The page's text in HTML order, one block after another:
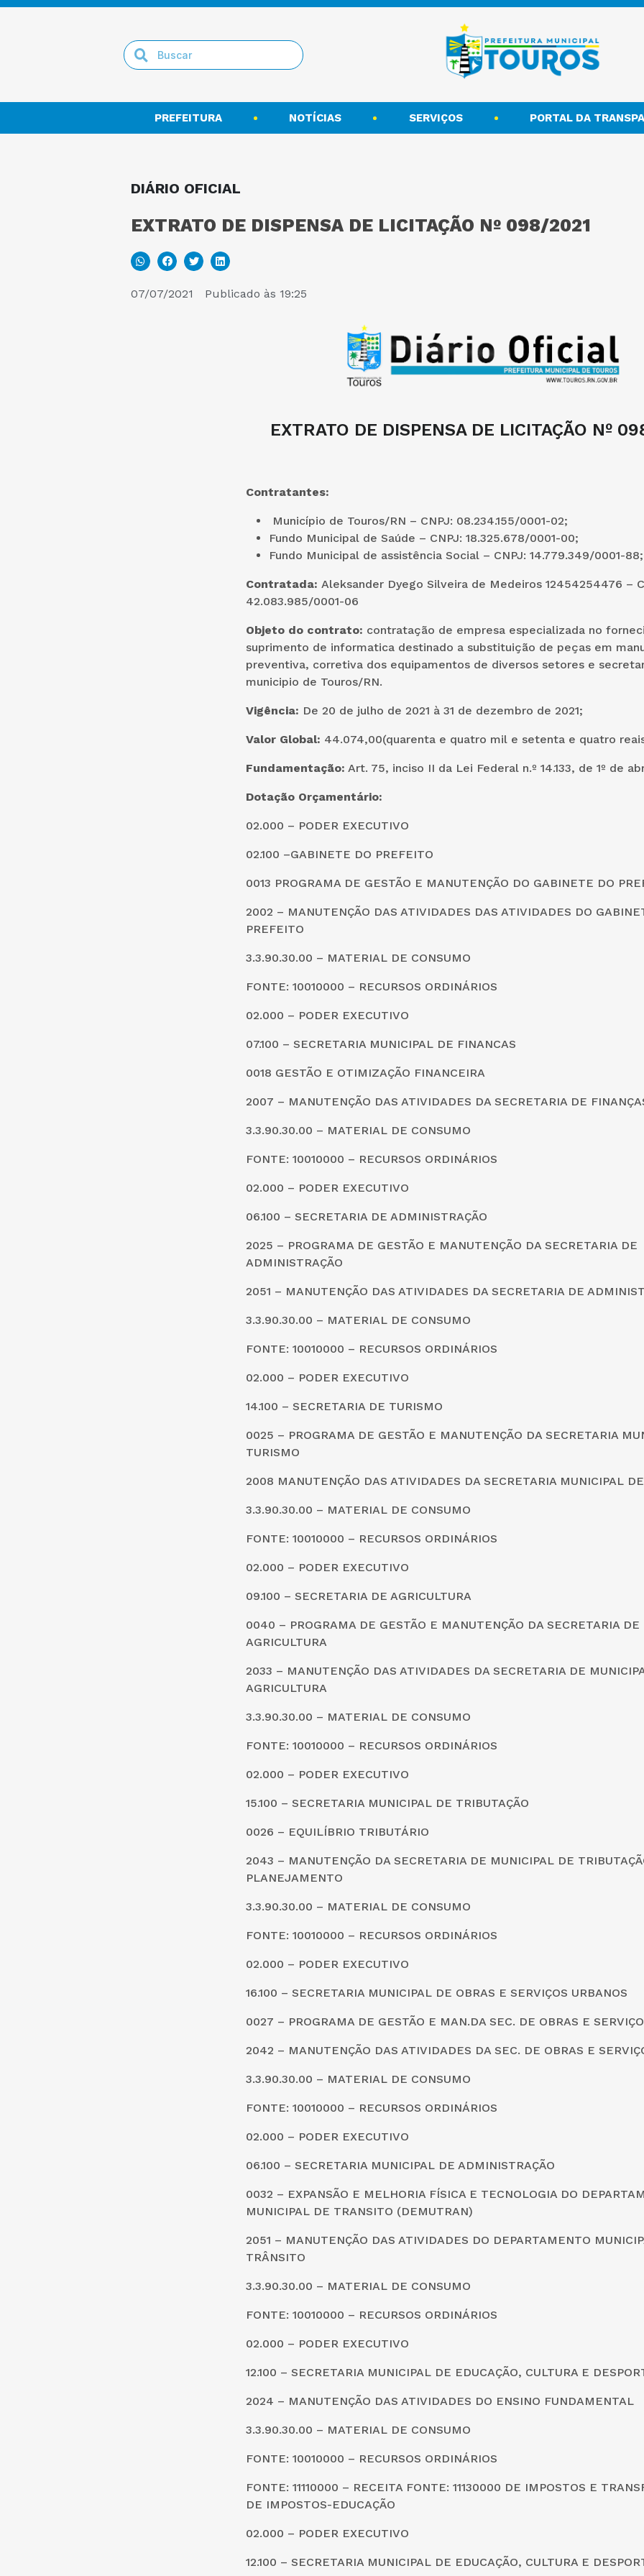
PREFEITURA NOTÍCIAS SERVIÇOS PORTAL DA
DIÁRIO OFICIAL
EXTRATO DE DISPENSA DE LICITAÇÃO Nº 098/2021
07/07/2021 Publicado às 19:25
EXTRATO DE DISPENSA DE LICITAÇÃO Nº
Contratantes:
Município de Touros/RN – CNPJ: 08.234.155/0001-02;
Fundo Municipal de Saúde – CNPJ: 18.325.678/0001-00;
Fundo Municipal de assistência Social – CNPJ: 14.779.349/0001-88;
Contratada: Aleksander Dyego Silveira de Medeiros 12454254476 –
42.083.985/0001-06
Objeto do contrato: contratação de empresa especializada no
suprimento de informatica destinado a substituição de peças em
preventiva, corretiva dos equipamentos de diversos setores e
municipio de Touros/RN.
Vigência: De 20 de julho de 2021 à 31 de dezembro de 2021;
Valor Global: 44.074,00(quarenta e quatro mil e setenta e quatro
Fundamentação: Art. 75, inciso II da Lei Federal n.º 14.133, de 1º de
Dotação Orçamentário:
02.000 – PODER EXECUTIVO
02.100 –GABINETE DO PREFEITO
0013 PROGRAMA DE GESTÃO E MANUTENÇÃO DO GABINETE DO
2002 – MANUTENÇÃO DAS ATIVIDADES DAS ATIVIDADES DO
PREFEITO
3.3.90.30.00 – MATERIAL DE CONSUMO
FONTE: 10010000 – RECURSOS ORDINÁRIOS
02.000 – PODER EXECUTIVO
07.100 – SECRETARIA MUNICIPAL DE FINANCAS
0018 GESTÃO E OTIMIZAÇÃO FINANCEIRA
2007 – MANUTENÇÃO DAS ATIVIDADES DA SECRETARIA DE
3.3.90.30.00 – MATERIAL DE CONSUMO
FONTE: 10010000 – RECURSOS ORDINÁRIOS
02.000 – PODER EXECUTIVO
06.100 – SECRETARIA DE ADMINISTRAÇÃO
2025 – PROGRAMA DE GESTÃO E MANUTENÇÃO DA SECRETARIA DE
ADMINISTRAÇÃO
2051 – MANUTENÇÃO DAS ATIVIDADES DA SECRETARIA DE
3.3.90.30.00 – MATERIAL DE CONSUMO
FONTE: 10010000 – RECURSOS ORDINÁRIOS
02.000 – PODER EXECUTIVO
14.100 – SECRETARIA DE TURISMO
0025 – PROGRAMA DE GESTÃO E MANUTENÇÃO DA SECRETARIA
TURISMO
2008 MANUTENÇÃO DAS ATIVIDADES DA SECRETARIA MUNICIPAL
3.3.90.30.00 – MATERIAL DE CONSUMO
FONTE: 10010000 – RECURSOS ORDINÁRIOS
02.000 – PODER EXECUTIVO
09.100 – SECRETARIA DE AGRICULTURA
0040 – PROGRAMA DE GESTÃO E MANUTENÇÃO DA SECRETARIA DE
AGRICULTURA
2033 – MANUTENÇÃO DAS ATIVIDADES DA SECRETARIA DE
AGRICULTURA
3.3.90.30.00 – MATERIAL DE CONSUMO
FONTE: 10010000 – RECURSOS ORDINÁRIOS
02.000 – PODER EXECUTIVO
15.100 – SECRETARIA MUNICIPAL DE TRIBUTAÇÃO
0026 – EQUILÍBRIO TRIBUTÁRIO
2043 – MANUTENÇÃO DA SECRETARIA DE MUNICIPAL DE
PLANEJAMENTO
3.3.90.30.00 – MATERIAL DE CONSUMO
FONTE: 10010000 – RECURSOS ORDINÁRIOS
02.000 – PODER EXECUTIVO
16.100 – SECRETARIA MUNICIPAL DE OBRAS E SERVIÇOS URBANOS
0027 – PROGRAMA DE GESTÃO E MAN.DA SEC. DE OBRAS E
2042 – MANUTENÇÃO DAS ATIVIDADES DA SEC. DE OBRAS E
3.3.90.30.00 – MATERIAL DE CONSUMO
FONTE: 10010000 – RECURSOS ORDINÁRIOS
02.000 – PODER EXECUTIVO
06.100 – SECRETARIA MUNICIPAL DE ADMINISTRAÇÃO
0032 – EXPANSÃO E MELHORIA FÍSICA E TECNOLOGIA DO
MUNICIPAL DE TRANSITO (DEMUTRAN)
2051 – MANUTENÇÃO DAS ATIVIDADES DO DEPARTAMENTO
TRÂNSITO
3.3.90.30.00 – MATERIAL DE CONSUMO
FONTE: 10010000 – RECURSOS ORDINÁRIOS
02.000 – PODER EXECUTIVO
12.100 – SECRETARIA MUNICIPAL DE EDUCAÇÃO, CULTURA E
2024 – MANUTENÇÃO DAS ATIVIDADES DO ENSINO FUNDAMENTAL
3.3.90.30.00 – MATERIAL DE CONSUMO
FONTE: 10010000 – RECURSOS ORDINÁRIOS
FONTE: 11110000 – RECEITA FONTE: 11130000 DE IMPOSTOS E
DE IMPOSTOS-EDUCAÇÃO
02.000 – PODER EXECUTIVO
12.100 – SECRETARIA MUNICIPAL DE EDUCAÇÃO, CULTURA E